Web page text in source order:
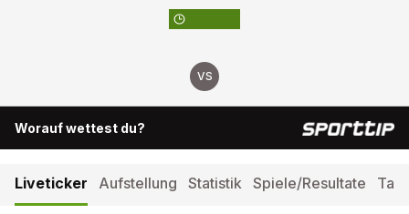
VS
Worauf wettest du?
Liveticker Aufstellung Statistik Spiele/Resultate